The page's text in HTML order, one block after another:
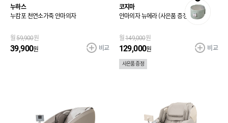
누하스
누캄포 천연소가죽 안마의자
월 59,900원
39,900원 비교
코지마
안마의자 뉴에라 (사은품 증정)
월 149,000원
129,000원
사은품 증정
비교